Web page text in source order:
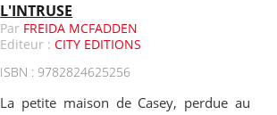
L'INTRUSE
Par FREIDA MCFADDEN
Editeur :CITY EDITIONS
ISBN : 9782824625256
La petite maison de Casey, perdue au